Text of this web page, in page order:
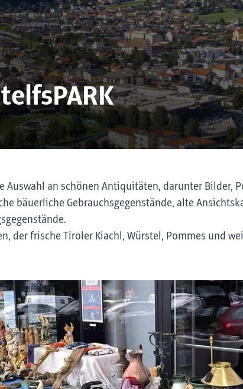
an schönen Antiquitäten, darunter Bilder,
bäuerliche Gebrauchsgegenstände, alte
der frische Tiroler Kiachl, Würstel, Pommes und